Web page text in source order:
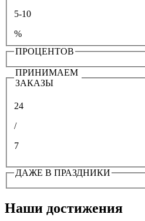
5-10
%
ПРОЦЕНТОВ
ПРИНИМАЕМ
ЗАКАЗЫ
24
/
7
ДАЖЕ В ПРАЗДНИКИ
Наши достижения